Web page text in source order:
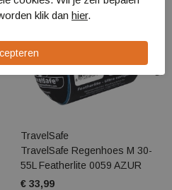
TravelSafe
TravelSafe Regenhoes M 30-
55L Featherlite 0059 AZUR
€ 33,99
klik dan hier.